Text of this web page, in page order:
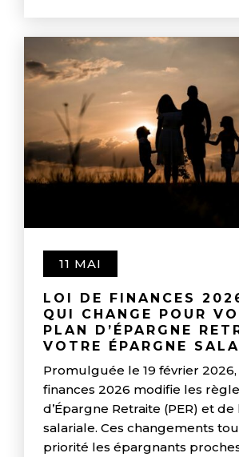
11 MAI
LOI DE FINANCES
QUI CHANGE POUR
PLAN D’ÉPARGNE
VOTRE ÉPARGNE
Promulguée le 19 février
finances 2026 modifie les
d’Épargne Retraite (PER) et de
salariale. Ces changements
priorité les épargnants